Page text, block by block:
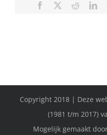
Facebook Reddit
Copyright 2018 | Deze
(1981 t/m 2017)
Mogelijk gemaakt